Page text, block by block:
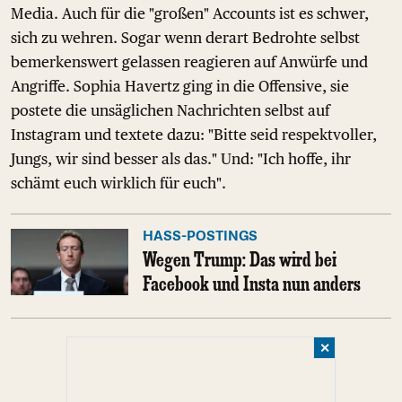
Media. Auch für die "großen" Accounts ist es schwer,
sich zu wehren. Sogar wenn derart Bedrohte selbst
bemerkenswert gelassen reagieren auf Anwürfe und
Angriffe. Sophia Havertz ging in die Offensive, sie
postete die unsäglichen Nachrichten selbst auf
Instagram und textete dazu: "Bitte seid respektvoller,
Jungs, wir sind besser als das." Und: "Ich hoffe, ihr
schämt euch wirklich für euch".
HASS-POSTINGS
Wegen Trump: Das wird bei
Facebook und Insta nun anders
✕